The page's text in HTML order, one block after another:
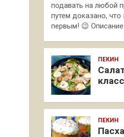
подавать на любой
путем доказано, что
первым! 😉 Описание
ПЕКИН
ПЕКИН